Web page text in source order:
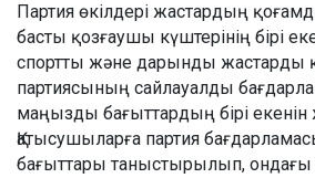
Партия өкілдері жастардың
басты қозғаушы күштерінің бірі
спортты және дарынды жастарды
партиясының сайлауалды
маңызды бағыттардың бірі екенін
Қатысушыларға партия
бағыттары таныстырылып, ондағы